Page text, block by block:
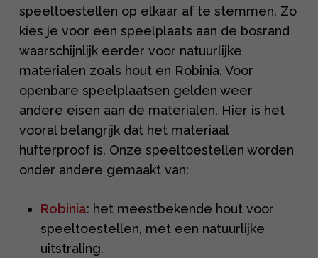
speeltoestellen op elkaar af te stemmen. Zo
kies je voor een speelplaats aan de bosrand
waarschijnlijk eerder voor natuurlijke
materialen zoals hout en Robinia. Voor
openbare speelplaatsen gelden weer
andere eisen aan de materialen. Hier is het
vooral belangrijk dat het materiaal
hufterproof is. Onze speeltoestellen worden
onder andere gemaakt van:
Robinia: het meestbekende hout voor
speeltoestellen, met een natuurlijke
uitstraling.